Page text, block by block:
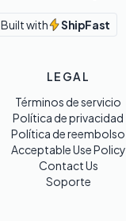
Built with ShipFast
LEGAL
Términos de servicio
Política de privacidad
Política de reembolso
Acceptable Use Policy
Contact Us
Soporte